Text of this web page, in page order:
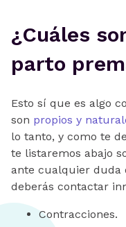
‍¿Cuáles
parto
Esto sí que es algo
son propios y
lo tanto, y como te
te listaremos abajo
ante cualquier duda
deberás contactar
Contracciones.